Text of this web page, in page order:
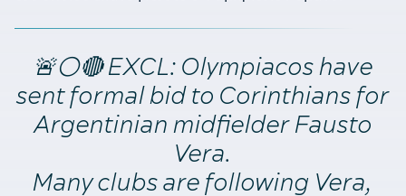
🚨⚪️🔴 EXCL: Olympiacos have
sent formal bid to Corinthians for
Argentinian midfielder Fausto
Vera.
Many clubs are following Vera,